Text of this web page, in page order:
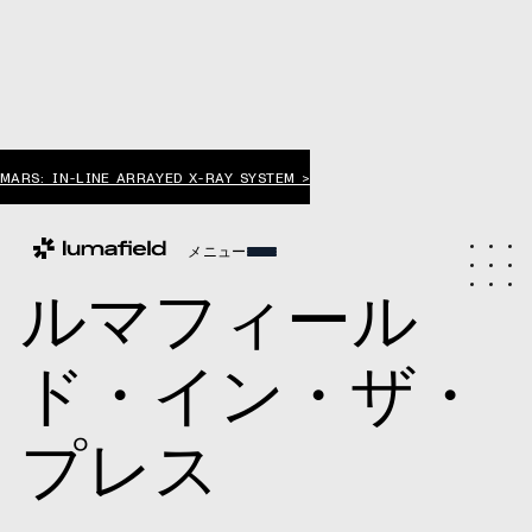
MARS: IN-LINE ARRAYED X-RAY SYSTEM >
メニュー
ルマフィール
ド・イン・ザ・
プレス